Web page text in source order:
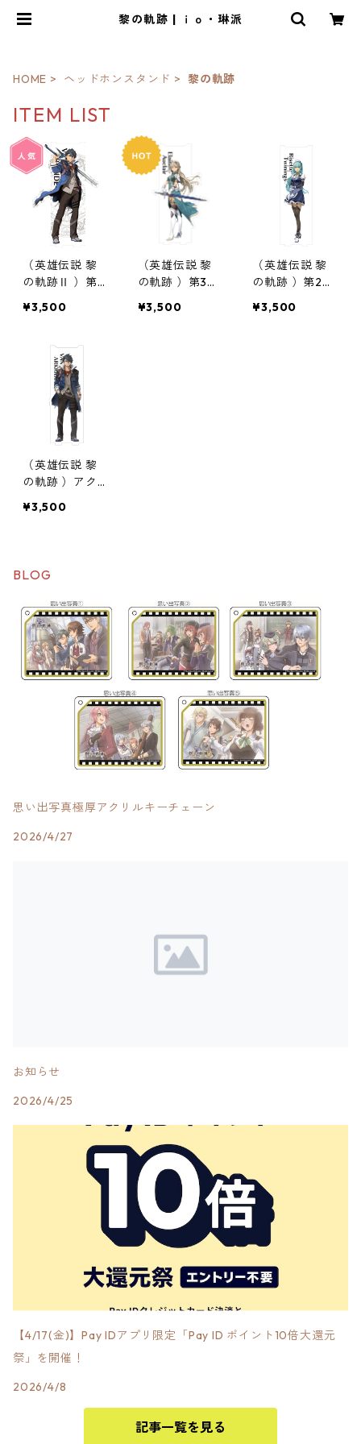
黎の軌跡 | ｉｏ・琳派
HOME ヘッドホンスタンド 黎の軌跡
ITEM LIST
（英雄伝説 黎
の軌跡Ⅱ ）第1
カットヘッドホ
¥3,500
（英雄伝説 黎
の軌跡 ）第3弾
ットヘッドホン
¥3,500
（英雄伝説 黎
の軌跡 ）第2弾
ットヘッドホン
¥3,500
（英雄伝説 黎
の軌跡 ）アク
ヘッドホンスタ
¥3,500
BLOG
思い出写真極厚アクリルキーチェーン
2026/4/27
お知らせ
2026/4/25
【4/17(金)】Pay IDアプリ限定「Pay ID ポイント10倍大還元
祭」を開催！
2026/4/8
記事一覧を見る